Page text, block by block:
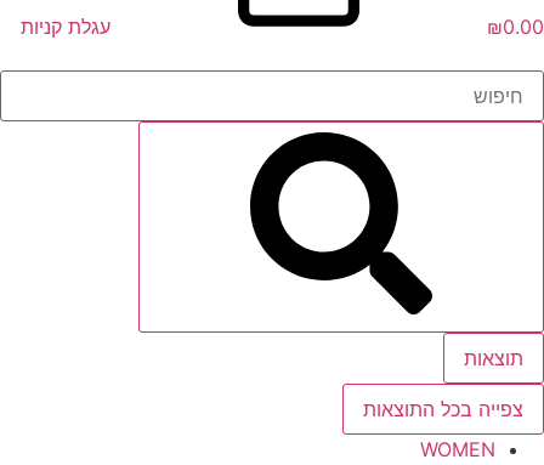
₪0.00 עגלת קניות
תוצאות
צפייה בכל התוצאות
WOMEN